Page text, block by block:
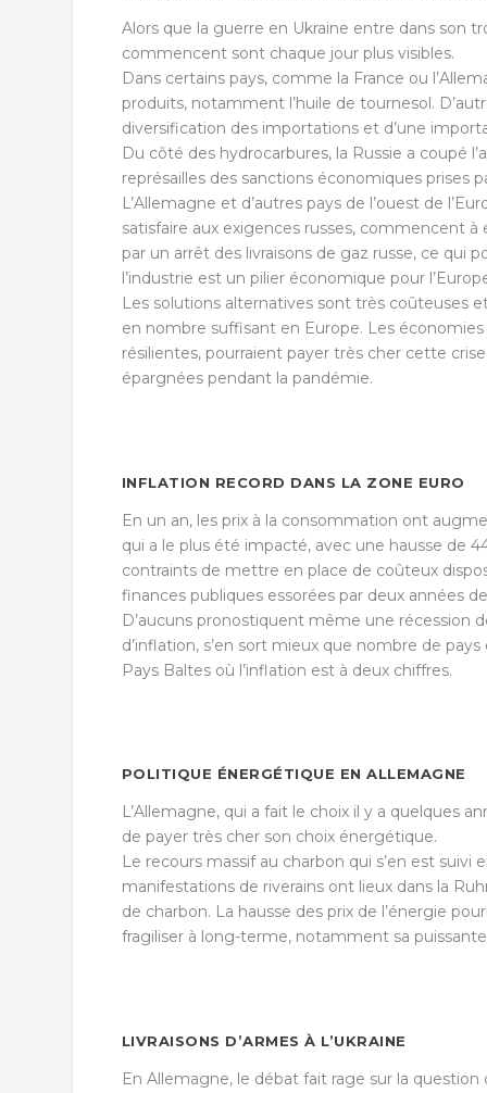
Alors que la guerre en Ukraine entre dans son
commencent sont chaque jour plus visibles.
Dans certains pays, comme la France ou
produits, notamment l’huile de tournesol.
diversification des importations et d’une
Du côté des hydrocarbures, la Russie a coupé
représailles des sanctions économiques prises
L’Allemagne et d’autres pays de l’ouest de
satisfaire aux exigences russes, commencent
par un arrêt des livraisons de gaz russe, ce qui
l’industrie est un pilier économique pour
Les solutions alternatives sont très coûteuses
en nombre suffisant en Europe. Les
résilientes, pourraient payer très cher cette
épargnées pendant la pandémie.
INFLATION RECORD DANS LA ZONE EURO
En un an, les prix à la consommation ont
qui a le plus été impacté, avec une hausse de
contraints de mettre en place de coûteux
finances publiques essorées par deux années
D’aucuns pronostiquent même une récession
d’inflation, s’en sort mieux que nombre de
Pays Baltes où l’inflation est à deux chiffres.
POLITIQUE ÉNERGÉTIQUE EN ALLEMAGNE
L’Allemagne, qui a fait le choix il y a quelques
de payer très cher son choix énergétique.
Le recours massif au charbon qui s’en est
manifestations de riverains ont lieux dans la
de charbon. La hausse des prix de l’énergie
fragiliser à long-terme, notamment sa
LIVRAISONS D’ARMES À L’UKRAINE
En Allemagne, le débat fait rage sur la question